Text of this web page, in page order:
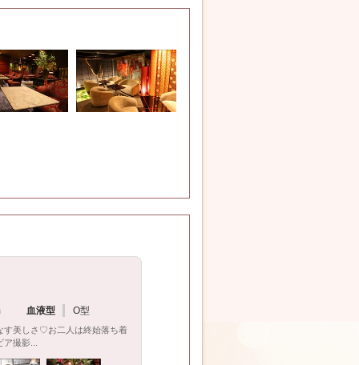
血液型 O型
す美しさ♡お二人は終始落ち着
撮影...